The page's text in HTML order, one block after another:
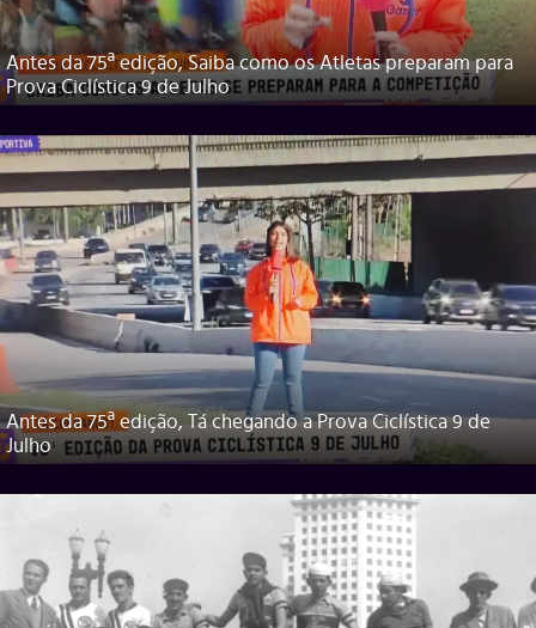
Antes da 75ª edição, Saiba como os Atletas preparam para
Prova Ciclística 9 de Julho
Antes da 75ª edição, Tá chegando a Prova Ciclística 9 de
Julho